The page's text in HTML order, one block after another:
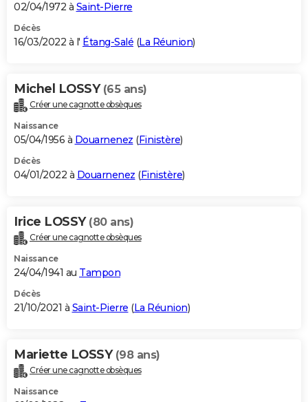
02/04/1972 à Saint-Pierre
Décès
16/03/2022 à l' Étang-Salé (La Réunion)
Michel LOSSY (65 ans)
Créer une cagnotte obsèques
Naissance
05/04/1956 à Douarnenez (Finistère)
Décès
04/01/2022 à Douarnenez (Finistère)
Irice LOSSY (80 ans)
Créer une cagnotte obsèques
Naissance
24/04/1941 au Tampon
Décès
21/10/2021 à Saint-Pierre (La Réunion)
Mariette LOSSY (98 ans)
Créer une cagnotte obsèques
Naissance